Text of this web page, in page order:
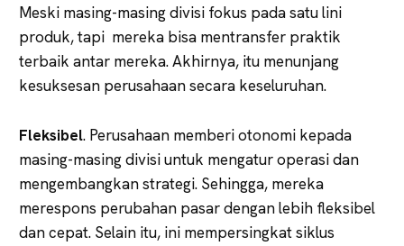
Meski masing-masing divisi fokus pada satu lini
produk, tapi mereka bisa mentransfer praktik
terbaik antar mereka. Akhirnya, itu menunjang
kesuksesan perusahaan secara keseluruhan.
Fleksibel. Perusahaan memberi otonomi kepada
masing-masing divisi untuk mengatur operasi dan
mengembangkan strategi. Sehingga, mereka
merespons perubahan pasar dengan lebih fleksibel
dan cepat. Selain itu, ini mempersingkat siklus